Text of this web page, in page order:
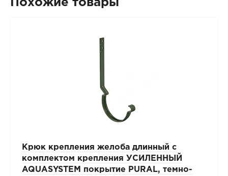
Похожие товары
Крюк крепления желоба длинный с
комплектом крепления УСИЛЕННЫЙ
AQUASYSTEM покрытие PURAL, темно-